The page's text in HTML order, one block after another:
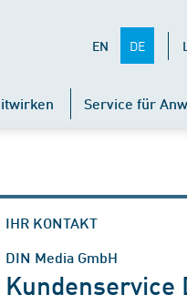
EN DE
Service für
IHR KONTAKT
DIN Media GmbH
Kundenservice